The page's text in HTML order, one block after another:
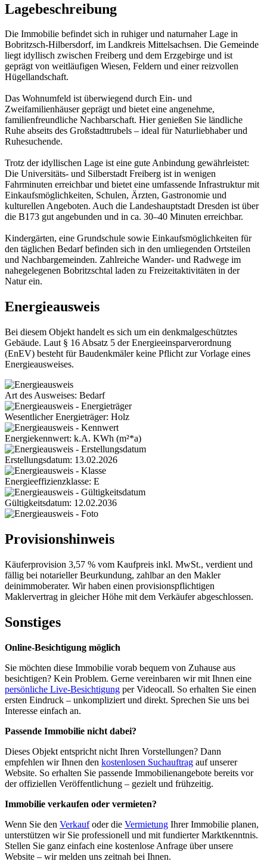
Lagebeschreibung
Die Immobilie befindet sich in ruhiger und naturnaher Lage in
Bobritzsch-Hilbersdorf, im Landkreis Mittelsachsen. Die Gemeinde
liegt idyllisch zwischen Freiberg und dem Erzgebirge und ist
geprägt von weitläufigen Wiesen, Feldern und einer reizvollen
Hügellandschaft.
Das Wohnumfeld ist überwiegend durch Ein- und
Zweifamilienhäuser geprägt und bietet eine angenehme,
familienfreundliche Nachbarschaft. Hier genießen Sie ländliche
Ruhe abseits des Großstadttrubels – ideal für Naturliebhaber und
Ruhesuchende.
Trotz der idyllischen Lage ist eine gute Anbindung gewährleistet:
Die Universitäts- und Silberstadt Freiberg ist in wenigen
Fahrminuten erreichbar und bietet eine umfassende Infrastruktur mit
Einkaufsmöglichkeiten, Schulen, Ärzten, Gastronomie und
kulturellen Angeboten. Auch die Landeshauptstadt Dresden ist über
die B173 gut angebunden und in ca. 30–40 Minuten erreichbar.
Kindergärten, eine Grundschule sowie Einkaufsmöglichkeiten für
den täglichen Bedarf befinden sich in den umliegenden Ortsteilen
und Nachbargemeinden. Zahlreiche Wander- und Radwege im
nahegelegenen Bobritzschtal laden zu Freizeitaktivitäten in der
Natur ein.
Energieausweis
Bei diesem Objekt handelt es sich um ein denkmalgeschütztes
Gebäude. Laut § 16 Absatz 5 der Energieeinsparverordnung
(EnEV) besteht für Baudenkmäler keine Pflicht zur Vorlage eines
Energieausweises.
Art des Ausweises: Bedarf
Wesentlicher Energieträger: Holz
Energiekennwert: k.A. KWh (m²*a)
Erstellungsdatum: 13.02.2026
Energieeffizienzklasse: E
Gültigkeitsdatum: 12.02.2036
Provisionshinweis
Käuferprovision 3,57 % vom Kaufpreis inkl. MwSt., verdient und
fällig bei notarieller Beurkundung, zahlbar an den Makler
deinimmoberater. Wir haben einen provisionspflichtigen
Maklervertrag in gleicher Höhe mit dem Verkäufer abgeschlossen.
Sonstiges
Online-Besichtigung möglich
Sie möchten diese Immobilie vorab bequem von Zuhause aus
besichtigen? Kein Problem. Gerne vereinbaren wir mit Ihnen eine
persönliche Live-Besichtigung per Videocall. So erhalten Sie einen
ersten Eindruck – unkompliziert und direkt. Sprechen Sie uns bei
Interesse einfach an.
Passende Immobilie nicht dabei?
Dieses Objekt entspricht nicht Ihren Vorstellungen? Dann
empfehlen wir Ihnen den kostenlosen Suchauftrag auf unserer
Website. So erhalten Sie passende Immobilienangebote bereits vor
der offiziellen Veröffentlichung – gezielt und frühzeitig.
Immobilie verkaufen oder vermieten?
Wenn Sie den Verkaufoder die Vermietung Ihrer Immobilie planen,
unterstützen wir Sie professionell und mit fundierter Marktkenntnis.
Stellen Sie ganz einfach eine kostenlose Anfrage über unsere
Website – wir melden uns zeitnah bei Ihnen.